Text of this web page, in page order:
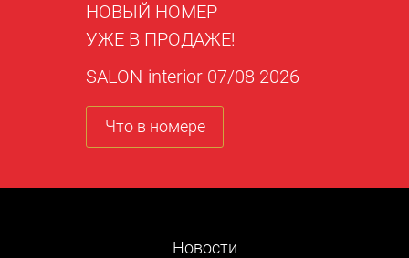
НОВЫЙ НОМЕР
УЖЕ В ПРОДАЖЕ!
SALON-interior 07/08 2026
Что в номере
Новости